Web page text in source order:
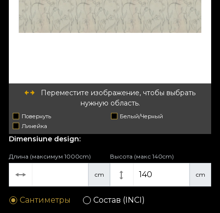
Переместите изображение, чтобы выбрать
нужную область.
Повернуть
Белый/Черный
Линейка
Dimensiune design:
cm
Длина (максимум 1000cm)
cm
Высота (макс 140cm)
Сантиметры Состав (INCI)